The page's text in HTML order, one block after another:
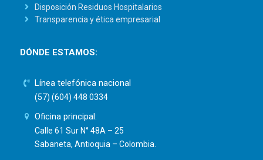
Disposición Residuos Hospitalarios
Transparencia y ética empresarial
DÓNDE ESTAMOS:
Línea telefónica nacional
(57) (604) 448 0334
Oficina principal:
Calle 61 Sur N° 48A – 25
Sabaneta, Antioquia – Colombia.